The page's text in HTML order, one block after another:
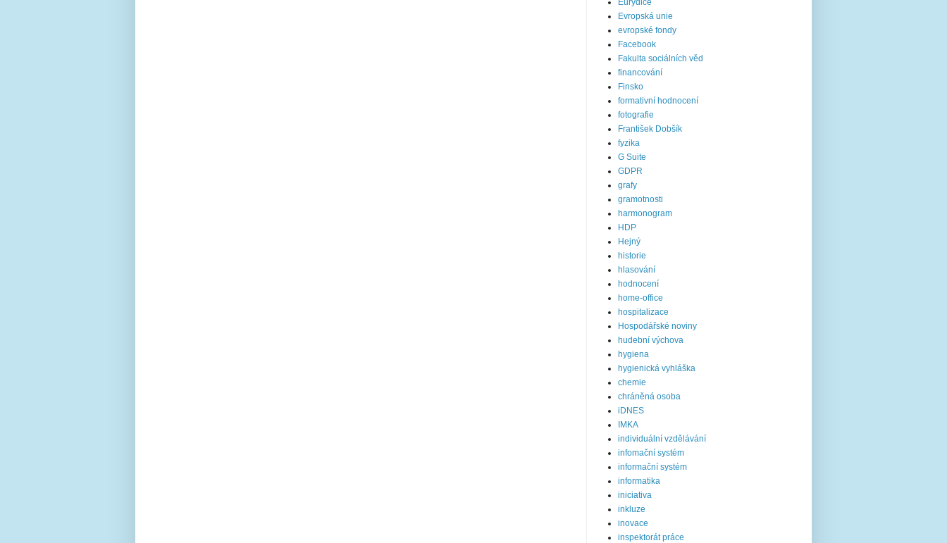
Eurydice
Evropská unie
evropské fondy
Facebook
Fakulta sociálních věd
financování
Finsko
formativní hodnocení
fotografie
František Dobšík
fyzika
G Suite
GDPR
grafy
gramotnosti
harmonogram
HDP
Hejný
historie
hlasování
hodnocení
home-office
hospitalizace
Hospodářské noviny
hudební výchova
hygiena
hygienická vyhláška
chemie
chráněná osoba
iDNES
IMKA
individuální vzdělávání
infomační systém
informační systém
informatika
iniciativa
inkluze
inovace
inspektorát práce